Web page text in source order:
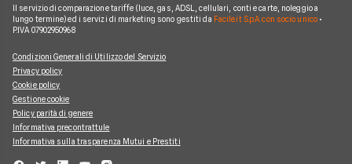
Il servizio di comparazione tariffe (luce, gas, ADSL, cellulari, conti e carte, noleggio a
lungo termine) ed i servizi di marketing sono gestiti da Facile.it S.p.A. con socio unico•
P.IVA 07902950968
Condizioni Generali di Utilizzo del Servizio
Privacy policy
Cookie policy
Gestione cookie
Policy parità di genere
Informativa precontrattule
Informativa sulla trasparenza Mutui e Prestiti